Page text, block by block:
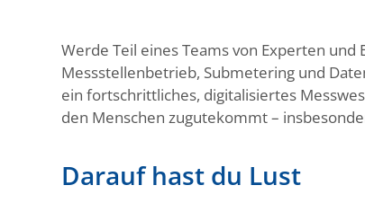
Werde Teil eines Teams von Experten
Messstellenbetrieb, Submetering und
ein fortschrittliches, digitalisiertes
den Menschen zugutekommt –
Darauf hast du Lust